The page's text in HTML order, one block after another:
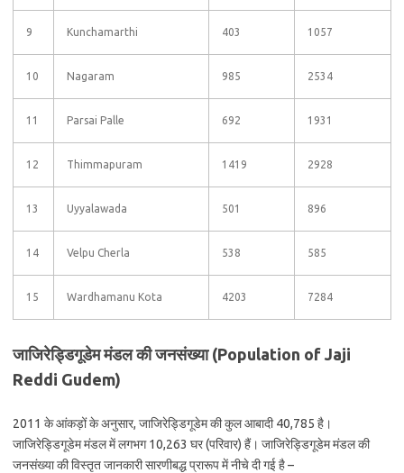
9 Kunchamarthi 403 1057
10 Nagaram 985 2534
11 Parsai Palle 692 1931
12 Thimmapuram 1419 2928
13 Uyyalawada 501 896
14 Velpu Cherla 538 585
15 Wardhamanu Kota 4203 7284
जाजिरेड्डिगूडेम मंडल की जनसंख्या (Population of Jaji
Reddi Gudem)
2011 के आंकड़ों के अनुसार, जाजिरेड्डिगूडेम की कुल आबादी 40,785 है।
जाजिरेड्डिगूडेम मंडल में लगभग 10,263 घर (परिवार) हैं। जाजिरेड्डिगूडेम मंडल की
जनसंख्या की विस्तृत जानकारी सारणीबद्ध प्रारूप में नीचे दी गई है –